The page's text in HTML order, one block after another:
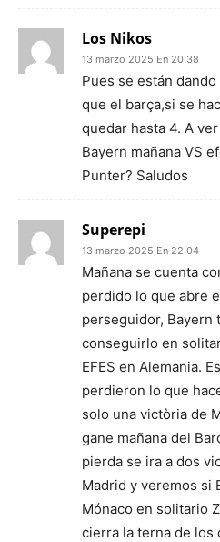
Los Nikos
13 marzo 2025 En 20:38
Pues se están
que el barça,si se
quedar hasta 4. A
Bayern mañana VS
Punter? Saludos
Superepi
13 marzo 2025 En 22:04
Mañana se cuenta
perdido lo que abre
perseguidor, Bayern
conseguirlo en
EFES en Alemania.
perdieron lo que
solo una victòria de
gane mañana del
pierda se ira a dos
Madrid y veremos si
Mónaco en solitario
cierra la terna de los